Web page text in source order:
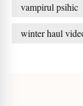
vampirul psihic
winter haul